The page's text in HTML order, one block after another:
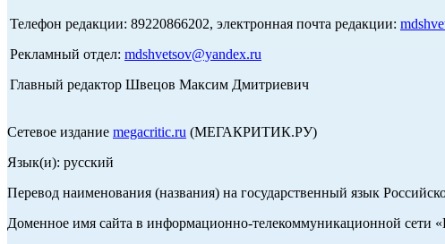
Телефон редакции: 89220866202, электронная почта редакции:
Рекламный отдел: mdshvetsov@yandex.ru
Главный редактор Швецов Максим Дмитриевич
Сетевое издание megacritic.ru (МЕГАКРИТИК.РУ)
Язык(и): русский
Перевод наименования (названия) на государственный язык
Доменное имя сайта в информационно-телекоммуникационной сети